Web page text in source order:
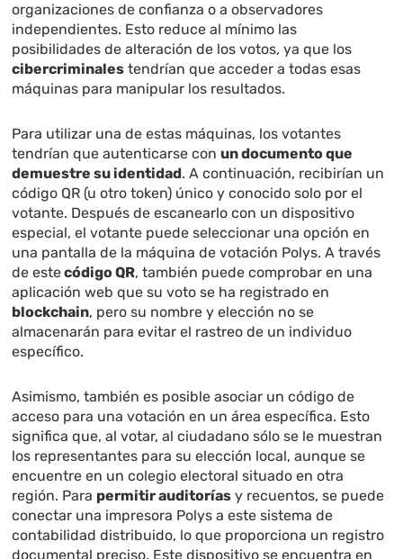
organizaciones de confianza o a observadores
independientes. Esto reduce al mínimo las
posibilidades de alteración de los votos, ya que los
cibercriminales tendrían que acceder a todas esas
máquinas para manipular los resultados.
Para utilizar una de estas máquinas, los votantes
tendrían que autenticarse conun documento que
demuestre su identidad. A continuación, recibirían un
código QR (u otro token) único y conocido solo por el
votante. Después de escanearlo con un dispositivo
especial, el votante puede seleccionar una opción en
una pantalla de la máquina de votación Polys. A través
de estecódigo QR, también puede comprobar en una
aplicación web que su voto se ha registrado en
blockchain, pero su nombre y elección no se
almacenarán para evitar el rastreo de un individuo
específico.
Asimismo, también es posible asociar un código de
acceso para una votación en un área específica. Esto
significa que, al votar, al ciudadano sólo se le muestran
los representantes para su elección local, aunque se
encuentre en un colegio electoral situado en otra
región. Para permitir auditorías y recuentos, se puede
conectar una impresora Polys a este sistema de
contabilidad distribuido, lo que proporciona un registro
documental preciso. Este dispositivo se encuentra en